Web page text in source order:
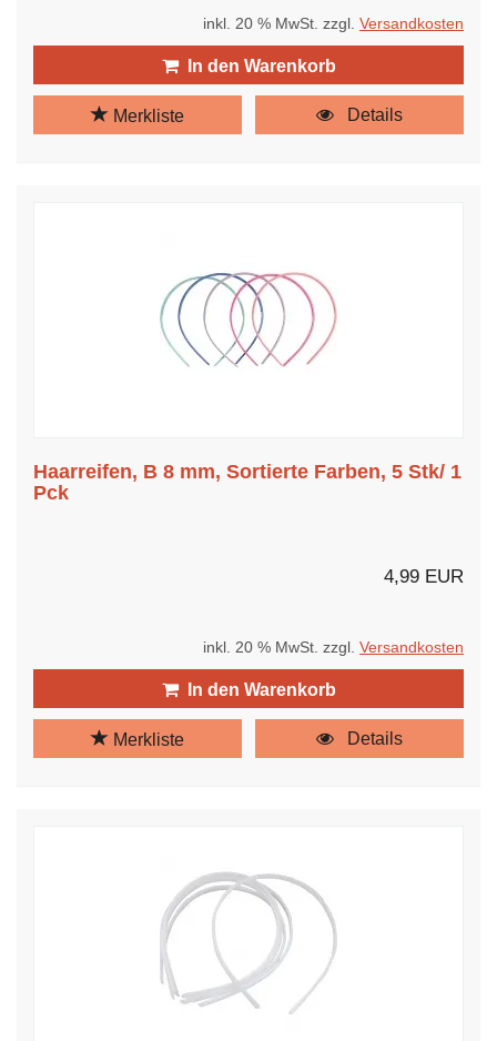
inkl. 20 % MwSt. zzgl. Versandkosten
In den Warenkorb
Merkliste Details
Haarreifen, B 8 mm, Sortierte Farben, 5 Stk/ 1
Pck
4,99 EUR
inkl. 20 % MwSt. zzgl. Versandkosten
In den Warenkorb
Merkliste Details